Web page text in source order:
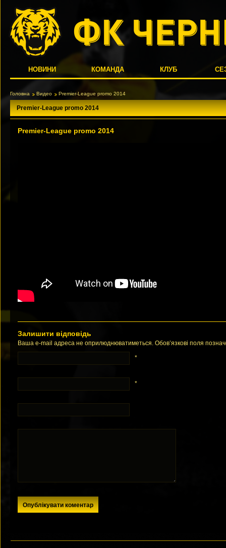
НОВИНИ КОМАНДА КЛУБ
Головна Видео Premier-League promo 2014
Premier-League promo 2014
Premier-League promo 2014
Залишити відповідь
Ваша e-mail адреса не оприлюднюватиметься. Обов’язкові поля
*
*